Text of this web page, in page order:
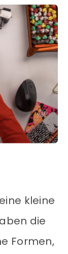
kleine
die
Formen,